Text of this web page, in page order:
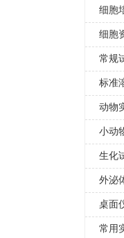
细胞
细胞
常规
标准
动物
小动
生化
外泌
桌面
常用